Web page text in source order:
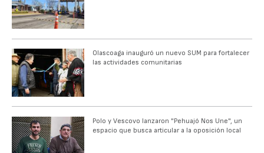
Olascoaga inauguró un nuevo SUM para fortalecer
las actividades comunitarias
Polo y Vescovo lanzaron "Pehuajó Nos Une", un
espacio que busca articular a la oposición local